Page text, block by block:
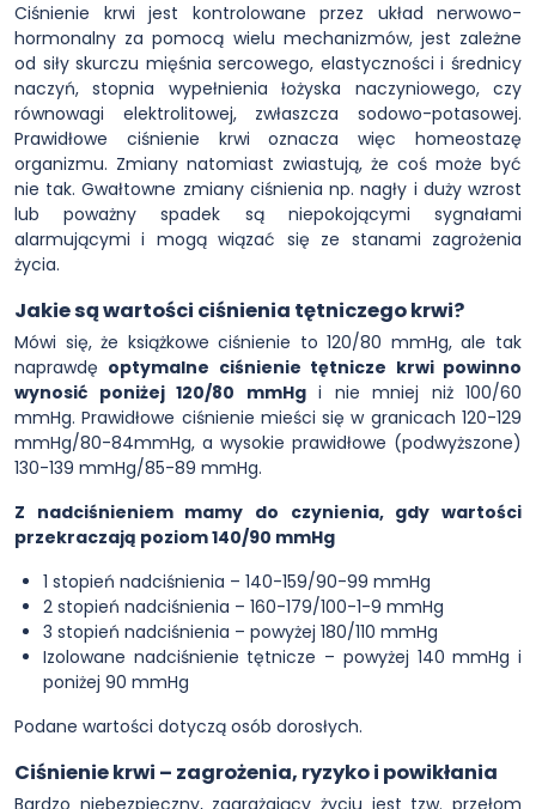
Ciśnienie krwi jest kontrolowane przez układ nerwowo-
hormonalny za pomocą wielu mechanizmów, jest zależne
od siły skurczu mięśnia sercowego, elastyczności i średnicy
naczyń, stopnia wypełnienia łożyska naczyniowego, czy
równowagi elektrolitowej, zwłaszcza sodowo-potasowej.
Prawidłowe ciśnienie krwi oznacza więc homeostazę
organizmu. Zmiany natomiast zwiastują, że coś może być
nie tak. Gwałtowne zmiany ciśnienia np. nagły i duży wzrost
lub poważny spadek są niepokojącymi sygnałami
alarmującymi i mogą wiązać się ze stanami zagrożenia
życia.
Jakie są wartości ciśnienia tętniczego krwi?
Mówi się, że książkowe ciśnienie to 120/80 mmHg, ale tak
naprawdę optymalne ciśnienie tętnicze krwi powinno
wynosić poniżej 120/80 mmHgi nie mniej niż 100/60
mmHg. Prawidłowe ciśnienie mieści się w granicach 120-129
mmHg/80-84mmHg, a wysokie prawidłowe (podwyższone)
130-139 mmHg/85-89 mmHg.
Z nadciśnieniem mamy do czynienia, gdy wartości
przekraczają poziom 140/90 mmHg
1 stopień nadciśnienia – 140-159/90-99 mmHg
2 stopień nadciśnienia – 160-179/100-1-9 mmHg
3 stopień nadciśnienia – powyżej 180/110 mmHg
Izolowane nadciśnienie tętnicze – powyżej 140 mmHg i
poniżej 90 mmHg
Podane wartości dotyczą osób dorosłych.
Ciśnienie krwi – zagrożenia, ryzyko i powikłania
Bardzo niebezpieczny, zagrażający życiu jest tzw. przełom